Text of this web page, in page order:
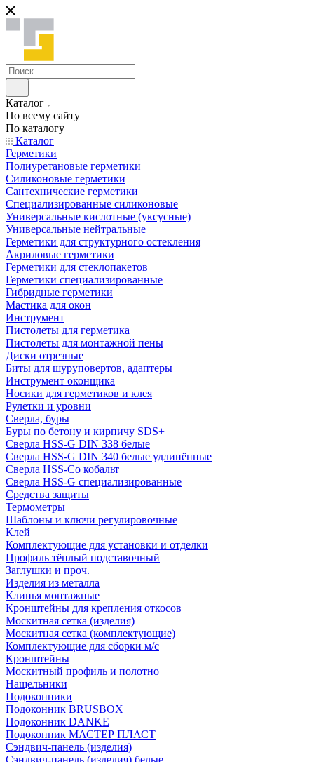
Каталог
По всему сайту
По каталогу
Каталог
Герметики
Полиуретановые герметики
Силиконовые герметики
Сантехнические герметики
Специализированные силиконовые
Универсальные кислотные (уксусные)
Универсальные нейтральные
Герметики для структурного остекления
Акриловые герметики
Герметики для стеклопакетов
Герметики специализированные
Гибридные герметики
Мастика для окон
Инструмент
Пистолеты для герметика
Пистолеты для монтажной пены
Диски отрезные
Биты для шуруповертов, адаптеры
Инструмент оконщика
Носики для герметиков и клея
Рулетки и уровни
Сверла, буры
Буры по бетону и кирпичу SDS+
Сверла HSS-G DIN 338 белые
Сверла HSS-G DIN 340 белые удлинённые
Сверла HSS-Co кобальт
Сверла HSS-G специализированные
Средства защиты
Термометры
Шаблоны и ключи регулировочные
Клей
Комплектующие для установки и отделки
Профиль тёплый подставочный
Заглушки и проч.
Изделия из металла
Клинья монтажные
Кронштейны для крепления откосов
Москитная сетка (изделия)
Москитная сетка (комплектующие)
Комплектующие для сборки м/с
Кронштейны
Москитный профиль и полотно
Нащельники
Подоконники
Подоконник BRUSBOX
Подоконник DANKE
Подоконник МАСТЕР ПЛАСТ
Сэндвич-панель (изделия)
Сэндвич-панель (изделия) белые